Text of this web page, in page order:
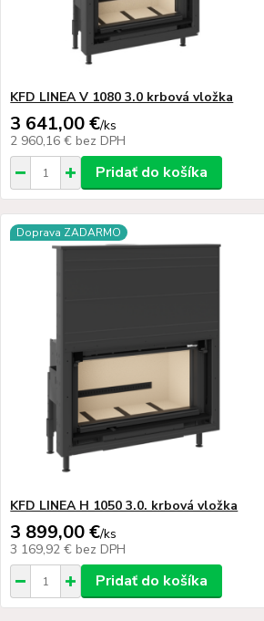
KFD LINEA V 1080 3.0 krbová vložka
3 641,00 €/ks
2 960,16 € bez DPH
Pridať do košíka
Doprava ZADARMO
KFD LINEA H 1050 3.0. krbová vložka
3 899,00 €/ks
3 169,92 € bez DPH
Pridať do košíka